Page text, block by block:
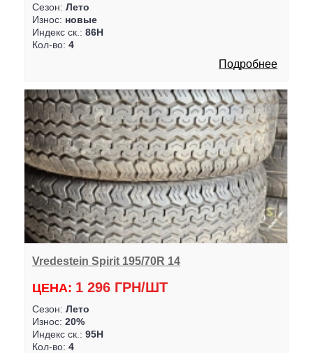
Сезон: Лето
Износ: новые
Индекс ск.: 86H
Кол-во: 4
Подробнее
Vredestein Spirit 195/70R 14
ЦЕНА: 1 296 ГРН/ШТ
Сезон: Лето
Износ: 20%
Индекс ск.: 95H
Кол-во: 4